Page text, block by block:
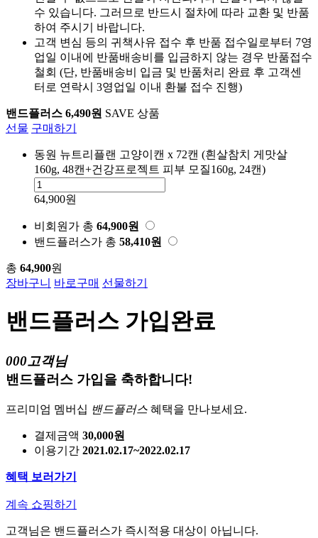
수 있습니다. 그러므로 반드시 절차에 따라 교환 및 반품
하여 주시기 바랍니다.
고객 변심 등의 귀책사유 접수 후 반품 접수일로부터 7영
업일 이내에 반품배송비를 입금하지 않는 경우 반품접수
철회 (단, 반품배송비 입금 및 반품처리 완료 후 고객센
터로 연락시 3영업일 이내 환불 접수 진행)
밴드플러스 6,490원 SAVE 상품
선물 구매하기
동원 뉴트리플랜 고양이캔 x 72캔 (흰살참치 게맛살
160g, 48캔+건강프로젝트 피부 모질160g, 24캔)
64,900원
비회원가 총 64,900원
밴드플러스가 총 58,410원
총 64,900원
장바구니 바로구매 선물하기
밴드플러스 가입완료
000고객님
밴드플러스 가입을 축하합니다!
프리미엄 멤버십 밴드플러스 혜택을 만나보세요.
결제금액 30,000원
이용기간 2021.02.17~2022.02.17
혜택 보러가기
계속 쇼핑하기
고객님은 밴드플러스가 즉시적용 대상이 아닙니다.